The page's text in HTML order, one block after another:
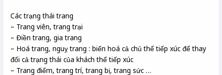
Các trạng thái trang
– Trang viên, trang trại
– Điền trang, gia trang
– Hoá trang, nguỵ trang : biến hoá cả chủ thể tiếp xúc để thay
đổi cả trạng thái của khách thể tiếp xúc
– Trang điểm, trang trí, trang bị, trang sức …